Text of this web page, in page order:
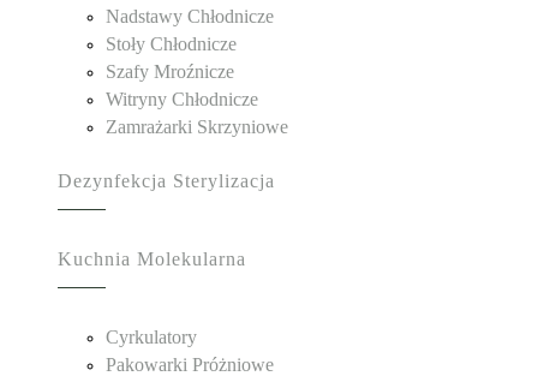
Nadstawy Chłodnicze
Stoły Chłodnicze
Szafy Mroźnicze
Witryny Chłodnicze
Zamrażarki Skrzyniowe
Dezynfekcja Sterylizacja
Kuchnia Molekularna
Cyrkulatory
Pakowarki Próżniowe